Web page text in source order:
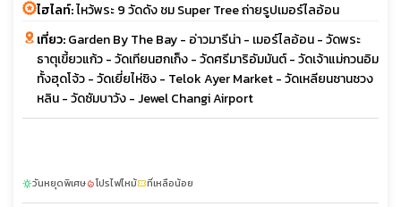
ไฮไลท์:ไหว้พระ 9 วัดดัง ชม Super Tree ถ่ายรูปเมอร์ไลอ้อน
เที่ยว:Garden By The Bay - อ่าวมารีน่า - เมอร์ไลอ้อน - วัดพระ
ธาตุเขี้ยวแก้ว - วัดเทียนฮกเก็ง - วัดศรีมาริอัมมันต์ - วัดเจ้าแม่กวนอิม
ทั้งฮุดโจ้ว - วัดเยี่ยไห่ชิง - Telok Ayer Market - วัดเหลียนซานซวง
หลิน - วัดซัมบาวัง - Jewel Changi Airport
sunnyวันหยุดพิเศษlocal_fire_departmentโปรไฟไหม้confirmation_numberที่เหลือน้อย